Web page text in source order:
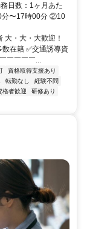
日数：1ヶ月あた
〜17時00分 ②10
大・大・大歓迎！
在籍 ✅交通誘導資
￣￣￣￣...
資格取得支援あり
転勤なし
経験不問
格者歓迎
研修あり